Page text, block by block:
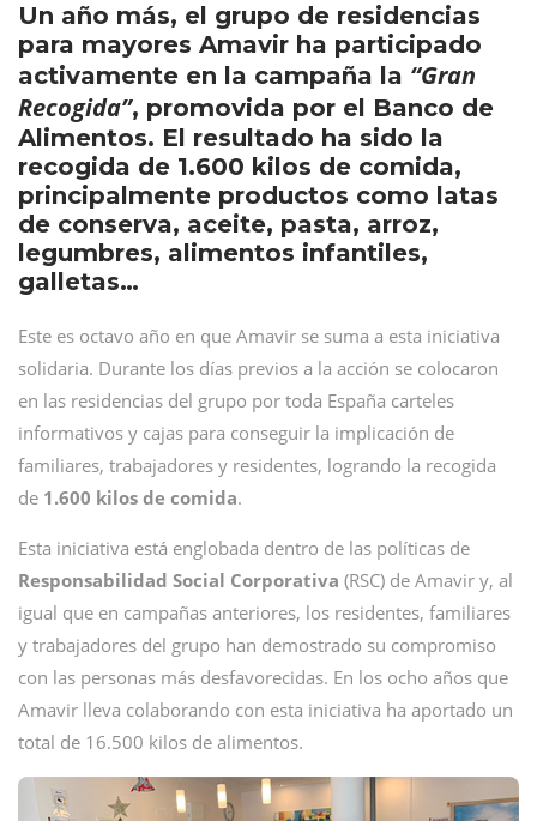
Un año más, el grupo de residencias
para mayores Amavir ha participado
activamente en la campaña la “Gran
Recogida”, promovida por el Banco de
Alimentos. El resultado ha sido la
recogida de 1.600 kilos de comida,
principalmente productos como latas
de conserva, aceite, pasta, arroz,
legumbres, alimentos infantiles,
galletas…
Este es octavo año en que Amavir se suma a esta iniciativa
solidaria. Durante los días previos a la acción se colocaron
en las residencias del grupo por toda España carteles
informativos y cajas para conseguir la implicación de
familiares, trabajadores y residentes, logrando la recogida
de 1.600 kilos de comida.
Esta iniciativa está englobada dentro de las políticas de
Responsabilidad Social Corporativa (RSC) de Amavir y, al
igual que en campañas anteriores, los residentes, familiares
y trabajadores del grupo han demostrado su compromiso
con las personas más desfavorecidas. En los ocho años que
Amavir lleva colaborando con esta iniciativa ha aportado un
total de 16.500 kilos de alimentos.